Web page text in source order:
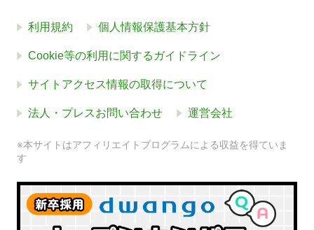
利用規約 個人情報保護基本方針
Cookie等の利用に関するガイドライン
サイトアクセス情報の取得について
法人・プレスお問い合わせ 運営会社
※本サイトはアフィリエイトプログラムによる収益を得ていま
す